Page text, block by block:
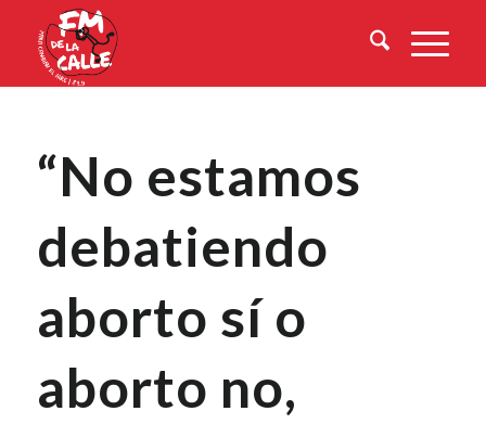
“No estamos
debatiendo
aborto sí o
aborto no,